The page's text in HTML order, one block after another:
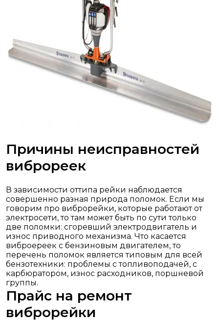
Причины неисправностей
виброреек
В зависимости оттипа рейки наблюдается
совершенно разная природа поломок. Если мы
говорим про виброрейки, которые работают от
электросети, то там может быть по сути только
две поломки: сгоревший электродвигатель и
износ приводного механизма. Что касается
виброереек с бензиновым двигателем, то
перечень поломок является типовым для всей
бензотехники: проблемы с топливоподачей, с
карбюратором, износ расходников, поршневой
группы.
Прайс на ремонт
виброрейки